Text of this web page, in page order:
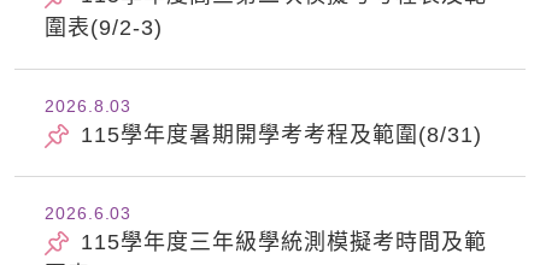
圍表(9/2-3)
03
2026.8
115學年度暑期開學考考程及範圍(8/31)
03
2026.6